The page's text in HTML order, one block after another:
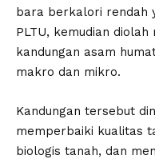
bara berkalori rendah
PLTU, kemudian
kandungan asam
makro dan mikro.
Kandungan tersebut
memperbaiki kualitas
biologis tanah, dan